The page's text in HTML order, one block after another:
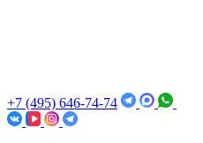
+7 (495) 646-74-74